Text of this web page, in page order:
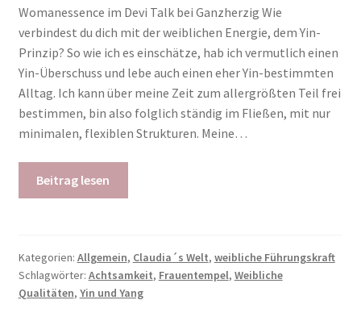
Womanessence im Devi Talk bei Ganzherzig Wie
verbindest du dich mit der weiblichen Energie, dem Yin-
Prinzip? So wie ich es einschätze, hab ich vermutlich einen
Yin-Überschuss und lebe auch einen eher Yin-bestimmten
Alltag. Ich kann über meine Zeit zum allergrößten Teil frei
bestimmen, bin also folglich ständig im Fließen, mit nur
minimalen, flexiblen Strukturen. Meine…
Beitrag lesen
Kategorien: Allgemein, Claudia´s Welt, weibliche Führungskraft
Schlagwörter: Achtsamkeit, Frauentempel, Weibliche
Qualitäten, Yin und Yang